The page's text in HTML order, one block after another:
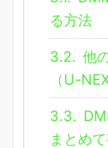
る方法
3.2. 他
（U-
3.3.
まとめ